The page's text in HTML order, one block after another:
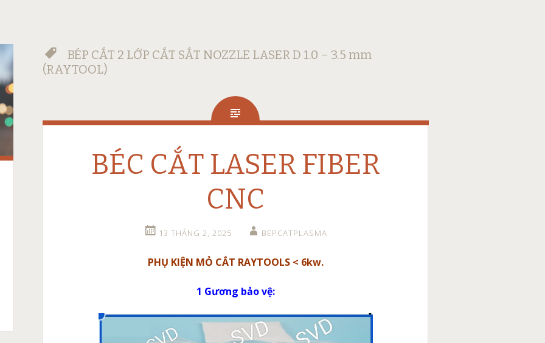
BÉP CẮT 2 LỚP CẮT SẮT NOZZLE LASER D 1.0 – 3.5 mm
(RAYTOOL)
BÉC CẮT LASER FIBER
CNC
13 THÁNG 2, 2025 BEPCATPLASMA
PHỤ KIỆN MỎ CẮT RAYTOOLS < 6kw.
1 Gương bảo vệ: